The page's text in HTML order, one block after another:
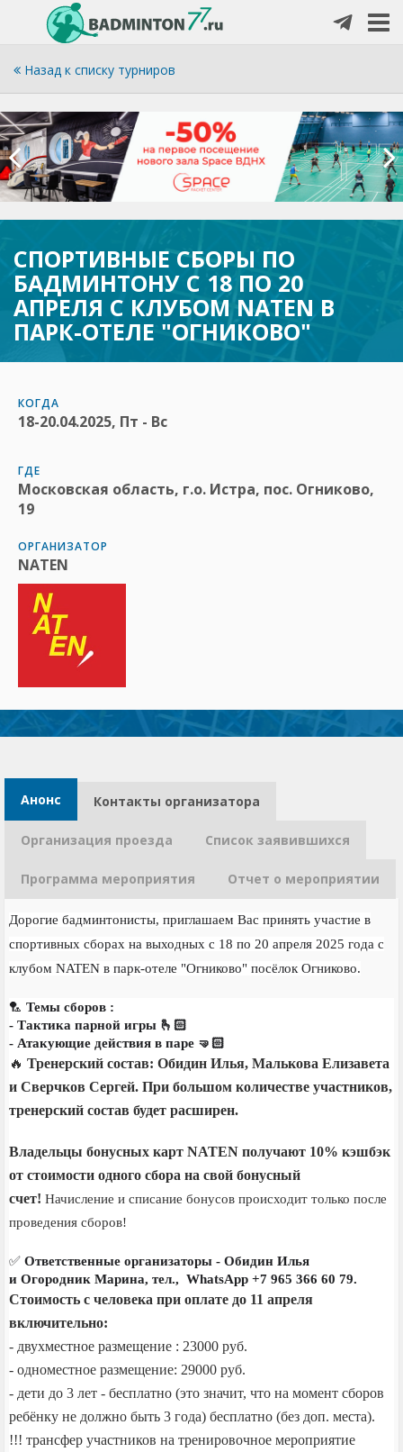
Назад к списку турниров
СПОРТИВНЫЕ СБОРЫ ПО
БАДМИНТОНУ С 18 ПО 20
АПРЕЛЯ С КЛУБОМ NATEN В
ПАРК-ОТЕЛЕ "ОГНИКОВО"
КОГДА
18-20.04.2025, Пт - Вс
ГДЕ
Московская область, г.о. Истра, пос. Огниково,
19
ОРГАНИЗАТОР
NATEN
Анонс Контакты организатора​
Организация проезда Список заявившихся
Программа мероприятия Отчет о мероприятии
Дорогие бадминтонисты, приглашаем Вас принять участие в
спортивных сборах на выходных с 18 по 20 апреля 2025 года c
клубом NATEN в парк-отеле "Огниково" посёлок Огниково.
🏸 Темы сборов :
- Тактика парной игры 🫰🏻
- Атакующие действия в паре 🤜🏻
🔥 Тренерский состав: Обидин Илья, Малькова Елизавета
и Сверчков Сергей. При большом количестве участников,
тренерский состав будет расширен.
Владельцы бонусных карт NATEN получают 10% кэшбэк
от стоимости одного сбора на свой бонусный
счет! Начисление и списание бонусов происходит только после
проведения сборов!
✅ Ответственные организаторы - Обидин Илья
и Огородник Марина, тел., WhatsApp +7 965 366 60 79.
Стоимость с человека при оплате до 11 апреля
включительно:
- двухместное размещение : 23000 руб.
- одноместное размещение: 29000 руб.
- дети до 3 лет - бесплатно (это значит, что на момент сборов
ребёнку не должно быть 3 года) бесплатно (без доп. места).
!!! трансфер участников на тренировочное мероприятие